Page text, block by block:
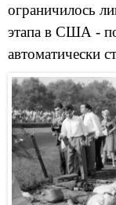
ограничилось
этапа в США -
автоматически